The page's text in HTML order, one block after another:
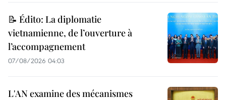
📝 Édito: La diplomatie
vietnamienne, de l’ouverture à
l’accompagnement
07/08/2026 04:03
L'AN examine des mécanismes